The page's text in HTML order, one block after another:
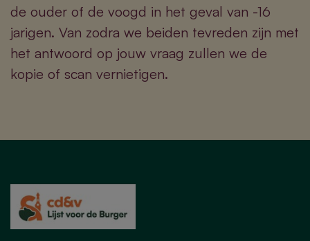
de ouder of de voogd in het geval van -16
jarigen. Van zodra we beiden tevreden zijn met
het antwoord op jouw vraag zullen we de
kopie of scan vernietigen.